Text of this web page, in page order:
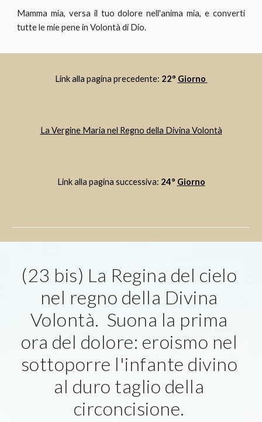
Mamma mia, versa il tuo dolore nell'anima mia, e converti
tutte le mie pene in Volontà di Dio.
Link alla pagina precedente: 22° Giorno
La Vergine Maria nel Regno della Divina Volontà
Link alla pagina successiva: 24° Giorno
(23 bis) La Regina del cielo
nel regno della Divina
Volontà.  Suona la prima
ora del dolore: eroismo nel
sottoporre l'infante divino
al duro taglio della
circoncisione.